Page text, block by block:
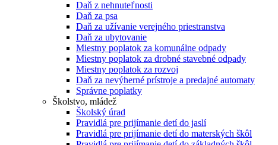
Daň z nehnuteľnosti
Daň za psa
Daň za užívanie verejného priestranstva
Daň za ubytovanie
Miestny poplatok za komunálne odpady
Miestny poplatok za drobné stavebné odpady
Miestny poplatok za rozvoj
Daň za nevýherné prístroje a predajné automaty
Správne poplatky
Školstvo, mládež
Školský úrad
Pravidlá pre prijímanie detí do jaslí
Pravidlá pre prijímanie detí do materských škôl